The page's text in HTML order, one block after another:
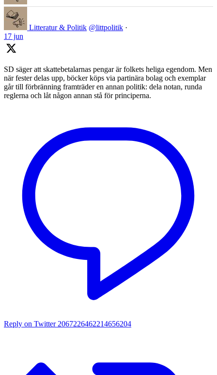
Litteratur & Politik @littpolitik ·
17 jun
SD säger att skattebetalarnas pengar är folkets heliga egendom. Men
när fester delas upp, böcker köps via partinära bolag och exemplar
går till förbränning framträder en annan politik: dela notan, runda
reglerna och låt någon annan stå för principerna.
Reply on Twitter 2067226462214656204